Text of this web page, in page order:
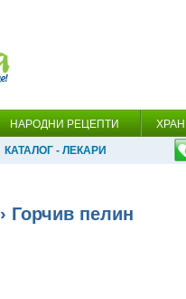
НАРОДНИ РЕЦЕПТИ
КАТАЛОГ - ЛЕКАРИ
› Горчив пелин